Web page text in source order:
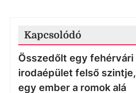
Kapcsolódó
Összedőlt egy fehérvári
irodaépület felső szintje,
egy ember a romok alá